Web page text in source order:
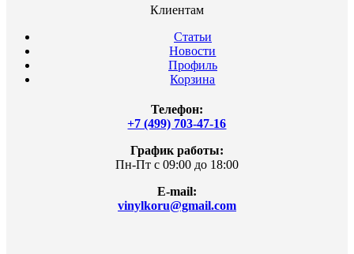
Клиентам
Статьи
Новости
Профиль
Корзина
Телефон:
+7 (499) 703-47-16
График работы:
Пн-Пт с 09:00 до 18:00
E-mail:
vinylkoru@gmail.com